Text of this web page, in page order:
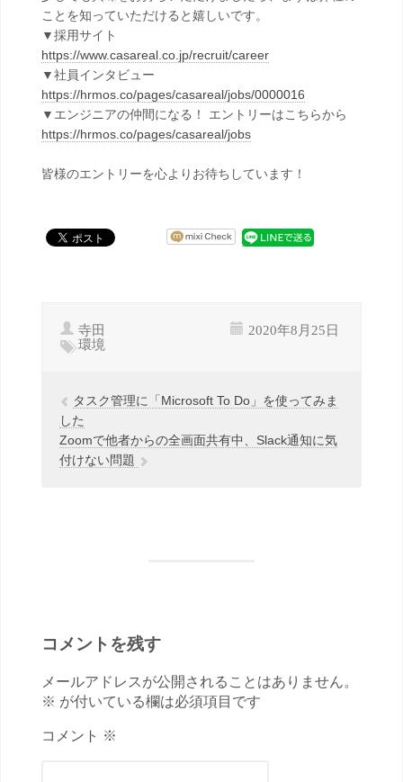
ことを知っていただけると嬉しいです。
▼採用サイト
https://www.casareal.co.jp/recruit/career
▼社員インタビュー
https://hrmos.co/pages/casareal/jobs/0000016
▼エンジニアの仲間になる！ エントリーはこちらから
https://hrmos.co/pages/casareal/jobs
皆様のエントリーを心よりお待ちしています！
寺田 2020年8月25日
環境
タスク管理に「Microsoft To Do」を使ってみま
した
Zoomで他者からの全画面共有中、Slack通知に気
付けない問題
コメントを残す
メールアドレスが公開されることはありません。
※ が付いている欄は必須項目です
コメント ※